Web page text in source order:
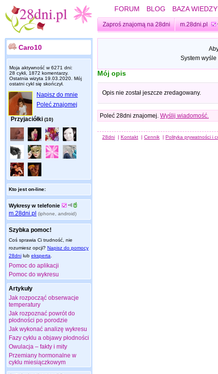
FORUM BLOG BAZA WIEDZY
Zaproś znajomą na 28dni m.28dni.pl
Caro10
Moja aktywność w 6271 dni:
28 cykli, 1872 komentarzy.
Ostatnia wizyta 19.03.2020 . Mój
ostatni cykl się skończył.
Napisz do mnie
Poleć znajomej
Przyjaciółki (10)
Kto jest on-line:
Wykresy w telefonie
m.28dni.pl (iphone, android)
Szybka pomoc!
Coś sprawia Ci trudność, nie
rozumiesz opcji? Napisz do pomocy
28dni lub eksperta
Pomoc do aplikacji
Pomoc do wykresu
Artykuły
Jak rozpocząć obserwacje
temperatury
Jak rozpoznać powrót do
płodności po porodzie
Jak wykonać analizę wykresu
Fazy cyklu a objawy płodności
Owulacja – fakty i mity
Przemiany hormonalne w
cyklu miesiączkowym
System
Mój opis
Opis nie został jeszcze zredagowany.
Poleć 28dni znajomej. Wyślij wiadomość.
28dni | Kontakt | Cennik | Polityka prywatności i